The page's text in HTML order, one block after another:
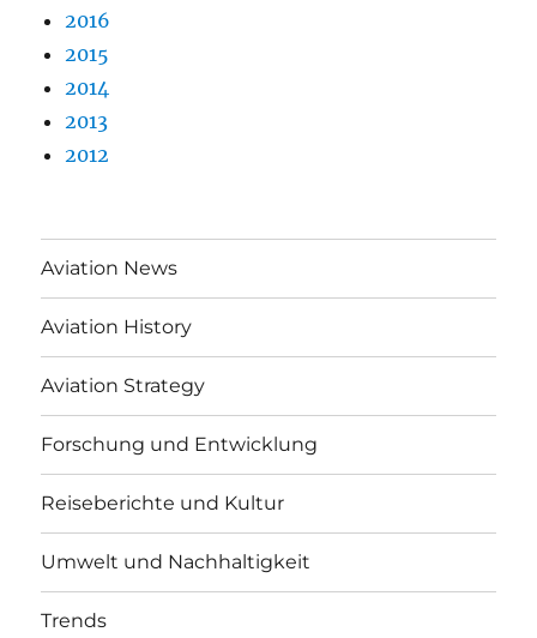
2016
2015
2014
2013
2012
Aviation News
Aviation History
Aviation Strategy
Forschung und Entwicklung
Reiseberichte und Kultur
Umwelt und Nachhaltigkeit
Trends